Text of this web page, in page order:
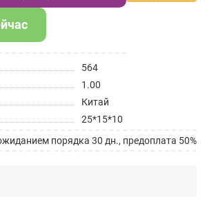
564
1.00
Китай
25*15*10
порядка 30 дн., предоплата 50%